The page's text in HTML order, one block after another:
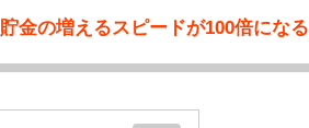
貯金の増えるスピードが100倍になる